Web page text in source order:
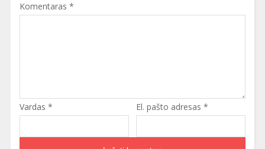
Komentaras *
Vardas * El. pašto adresas *